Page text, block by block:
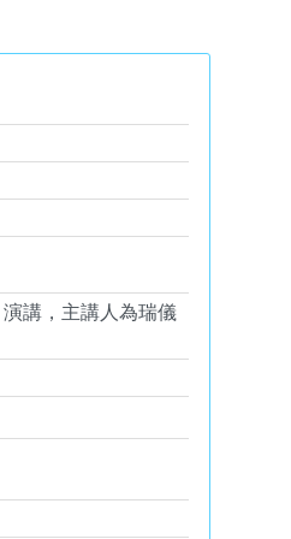
講，主講人為瑞儀